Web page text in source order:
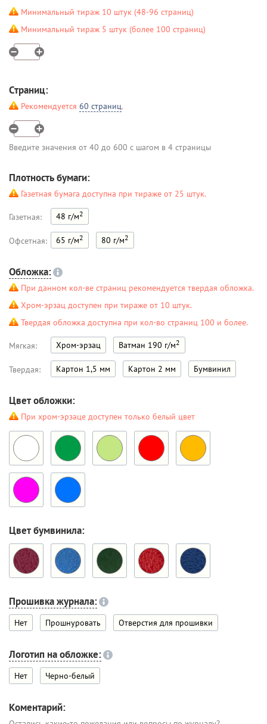
Минимальный тираж 10 штук (48-96 страниц)
Минимальный тираж 5 штук (более 100 страниц)
Страниц:
Рекомендуется 60 страниц.
Введите значения от 40 до 600 с шагом в 4 страницы
Плотность бумаги:
Газетная бумага доступна при тираже от 25 штук.
Газетная: 48 г/м2
Офсетная: 65 г/м2 80 г/м2
Обложка:
При данном кол-ве страниц рекомендуется твердая обложка.
Хром-эрзац доступен при тираже от 10 штук.
Твердая обложка доступна при кол-во страниц 100 и более.
Мягкая: Хром-эрзац Ватман 190 г/м2
Твердая: Картон 1,5 мм Картон 2 мм Бумвинил
Цвет обложки:
При хром-эрзаце доступен только белый цвет
Цвет бумвинила:
Прошивка журнала:
Нет Прошнуровать Отверстия для прошивки
Логотип на обложке:
Нет Черно-белый
Коментарий: